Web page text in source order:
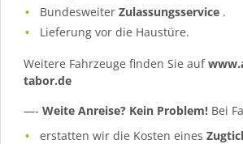
BundesweiterZulassungsservice .
Lieferung vor die Haustüre.
Weitere Fahrzeuge finden Sie auf
tabor.de
—- Weite Anreise? Kein Problem! Bei
erstatten wir die Kosten eines